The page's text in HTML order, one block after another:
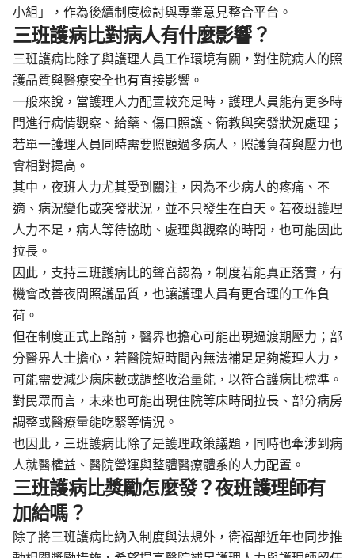
小組」，作為後續制度檢討與專業意見整合平台。
三班護病比對病人有什麼影響？
三班護病比除了與護理人員工作環境有關，對住院病人的照
護品質與醫療安全也有直接影響。
一般來說，當護理人力配置較充足時，護理人員能有更多時
間進行病情觀察、給藥、傷口照護、衛教與突發狀況處理；
若單一護理人員同時需要照顧過多病人，照護負荷與壓力也
會相對提高。
其中，夜班人力尤其受到關注，因為不少病人的疼痛、不
適、病況變化或突發狀況，並不只發生在白天。若夜班護理
人力不足，病人等待協助、處理與觀察的時間，也可能因此
拉長。
因此，支持三班護病比的聲音認為，制度若能真正落實，有
機會改善夜間照護品質，也讓護理人員有更合理的工作負
荷。
但在制度正式上路前，醫界也擔心可能出現過渡期壓力；部
分醫界人士擔心，若醫院短時間內無法補足足夠護理人力，
可能需要減少病床數或調整收治量能，以符合護病比標準。
對民眾而言，未來也可能出現住院等床時間拉長、部分病房
調整或醫療量能吃緊等情況。
也因此，三班護病比除了是護理政策議題，同時也牽涉到病
人就醫權益、醫院營運與整體醫療體系的人力配置。
三班護病比獎勵怎麼發？夜班護理師有
加給嗎？
除了將三班護病比納入制度與法規外，衛福部近年也同步推